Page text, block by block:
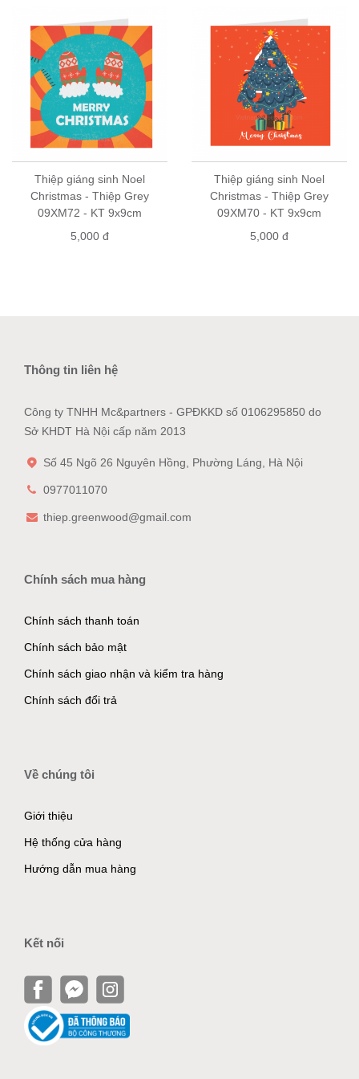
Thiệp giáng sinh Noel
Christmas - Thiệp Grey
09XM72 - KT 9x9cm
5,000 đ
Thiệp giáng sinh Noel
Christmas - Thiệp Grey
09XM70 - KT 9x9cm
5,000 đ
Thông tin liên hệ
Công ty TNHH Mc&partners - GPĐKKD số 0106295850 do
Sở KHDT Hà Nội cấp năm 2013
Số 45 Ngõ 26 Nguyên Hồng, Phường Láng, Hà Nội
0977011070
thiep.greenwood@gmail.com
Chính sách mua hàng
Chính sách thanh toán
Chính sách bảo mật
Chính sách giao nhận và kiểm tra hàng
Chính sách đổi trả
Về chúng tôi
Giới thiệu
Hệ thống cửa hàng
Hướng dẫn mua hàng
Kết nối